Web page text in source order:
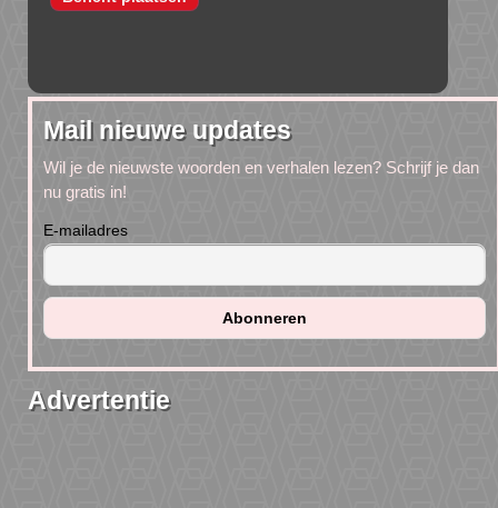
Mail nieuwe updates
Wil je de nieuwste woorden en verhalen lezen? Schrijf je dan
nu gratis in!
E-mailadres
Advertentie